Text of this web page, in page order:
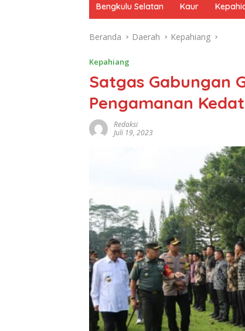
Bengkulu Selatan Kaur
Beranda Daerah Kepahiang
Kepahiang
Satgas Gabungan
Pengamanan
Redaksi
Juli 19, 2023